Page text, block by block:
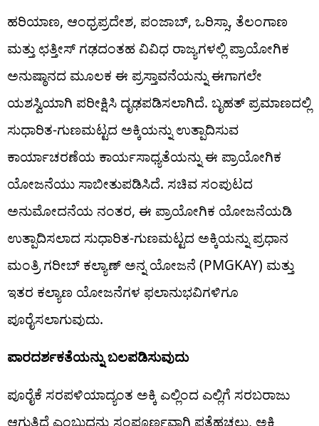
ಹರಿಯಾಣ, ಆಂಧ್ರಪ್ರದೇಶ, ಪಂಜಾಬ್, ಒರಿಸ್ಸಾ, ತೆಲಂಗಾಣ
ಮತ್ತು ಛತ್ತೀಸ್ ಗಢದಂತಹ ವಿವಿಧ ರಾಜ್ಯಗಳಲ್ಲಿ ಪ್ರಾಯೋಗಿಕ
ಅನುಷ್ಠಾನದ ಮೂಲಕ ಈ ಪ್ರಸ್ತಾವನೆಯನ್ನು ಈಗಾಗಲೇ
ಯಶಸ್ವಿಯಾಗಿ ಪರೀಕ್ಷಿಸಿ ದೃಢಪಡಿಸಲಾಗಿದೆ. ಬೃಹತ್ ಪ್ರಮಾಣದಲ್ಲಿ
ಸುಧಾರಿತ-ಗುಣಮಟ್ಟದ ಅಕ್ಕಿಯನ್ನು ಉತ್ಪಾದಿಸುವ
ಕಾರ್ಯಾಚರಣೆಯ ಕಾರ್ಯಸಾಧ್ಯತೆಯನ್ನು ಈ ಪ್ರಾಯೋಗಿಕ
ಯೋಜನೆಯು ಸಾಬೀತುಪಡಿಸಿದೆ. ಸಚಿವ ಸಂಪುಟದ
ಅನುಮೋದನೆಯ ನಂತರ, ಈ ಪ್ರಾಯೋಗಿಕ ಯೋಜನೆಯಡಿ
ಉತ್ಪಾದಿಸಲಾದ ಸುಧಾರಿತ-ಗುಣಮಟ್ಟದ ಅಕ್ಕಿಯನ್ನು ಪ್ರಧಾನ
ಮಂತ್ರಿ ಗರೀಬ್ ಕಲ್ಯಾಣ್ ಅನ್ನ ಯೋಜನೆ (PMGKAY) ಮತ್ತು
ಇತರ ಕಲ್ಯಾಣ ಯೋಜನೆಗಳ ಫಲಾನುಭವಿಗಳಿಗೂ
ಪೂರೈಸಲಾಗುವುದು.
ಪಾರದರ್ಶಕತೆಯನ್ನು ಬಲಪಡಿಸುವುದು
ಪೂರೈಕೆ ಸರಪಳಿಯಾದ್ಯಂತ ಅಕ್ಕಿ ಎಲ್ಲಿಂದ ಎಲ್ಲಿಗೆ ಸರಬರಾಜು
ಆಗುತ್ತಿದೆ ಎಂಬುದನ್ನು ಸಂಪೂರ್ಣವಾಗಿ ಪತ್ತೆಹಚ್ಚಲು, ಅಕ್ಕಿ